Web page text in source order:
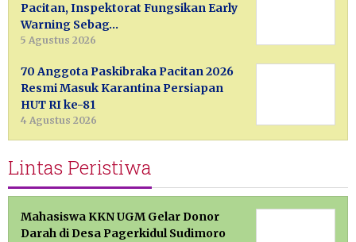
Pacitan, Inspektorat Fungsikan Early
Warning Sebag…
5 Agustus 2026
70 Anggota Paskibraka Pacitan 2026
Resmi Masuk Karantina Persiapan
HUT RI ke-81
4 Agustus 2026
Lintas Peristiwa
Mahasiswa KKN UGM Gelar Donor
Darah di Desa Pagerkidul Sudimoro